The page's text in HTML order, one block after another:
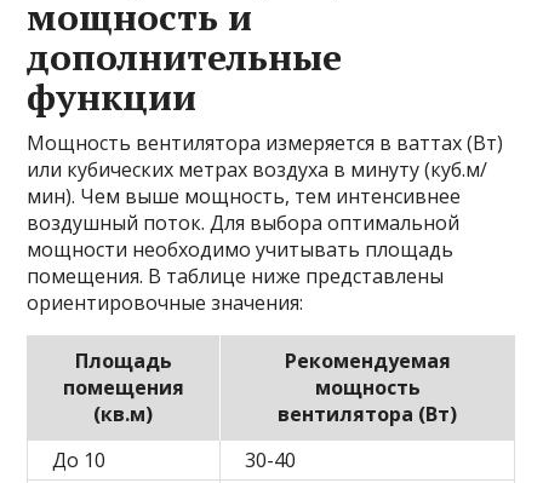
мощность и
дополнительные
функции
Мощность вентилятора измеряется в ваттах (Вт)
или кубических метрах воздуха в минуту (куб.м/
мин). Чем выше мощность, тем интенсивнее
воздушный поток. Для выбора оптимальной
мощности необходимо учитывать площадь
помещения. В таблице ниже представлены
ориентировочные значения:
Площадь
помещения
(кв.м)
Рекомендуемая
мощность
вентилятора (Вт)
До 10
30-40